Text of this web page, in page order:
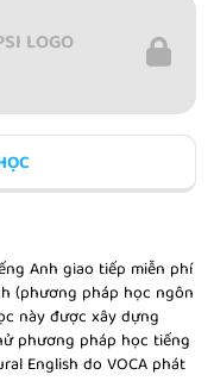
LOGO
STORY
Anh giao tiếp miễn phí
(phương pháp học ngôn
này được xây dựng
phương pháp học tiếng
English do VOCA phát